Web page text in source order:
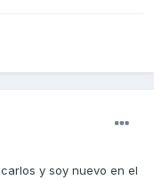
y soy nuevo en el